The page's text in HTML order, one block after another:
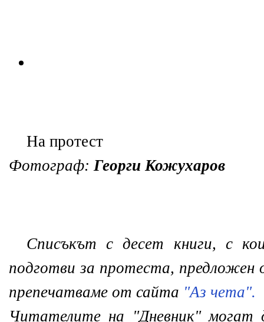
На протест
Фотограф:Георги Кожухаров
Списъкът с десет книги, с
подготви за протеста, предложен
препечатваме от сайта "Аз чета".
Читателите на "Дневник"